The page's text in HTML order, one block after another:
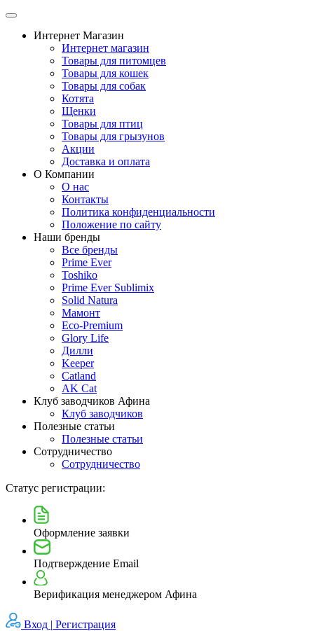
Интернет Магазин
Интернет магазин
Товары для питомцев
Товары для кошек
Товары для собак
Котята
Щенки
Товары для птиц
Товары для грызунов
Акции
Доставка и оплата
О Компании
О нас
Контакты
Политика конфиденциальности
Положение по сайту
Наши бренды
Все бренды
Prime Ever
Toshiko
Prime Ever Sublimix
Solid Natura
Мамонт
Eco-Premium
Glory Life
Дилли
Keeper
Catland
AK Cat
Клуб заводчиков Афина
Клуб заводчиков
Полезные статьи
Полезные статьи
Сотрудничество
Сотрудничество
Статус регистрации:
Оформление заявки
Подтверждение Email
Верификация менеджером Афина
Вход | Регистрация